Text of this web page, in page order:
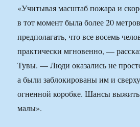
«Учитывая масштаб пожара и
в тот момент была более 20
предполагать, что все восемь
практически мгновенно, —
Тувы. — Люди оказались не
а были заблокированы им и
огненной коробке. Шансы
малы».